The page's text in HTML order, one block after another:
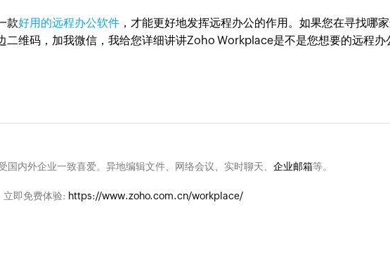
款好用的远程办公软件 ，才能更好地发挥远程办公的作用。如果您在寻找哪
二维码，加我微信，我给您详细讲讲Zoho Workplace是不是您想要的远程办
国内外企业一致喜爱。异地编辑文件、网络会议、实时聊天、 企业邮箱等。
立即免费体验: https://www.zoho.com.cn/workplace/